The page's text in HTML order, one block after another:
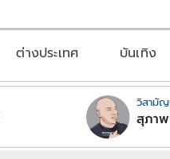
ต่างประเทศ บันเทิง
วิสามั
สุภาพ